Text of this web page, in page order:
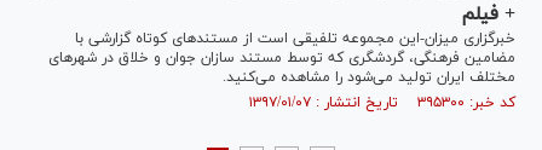
+ فیلم
خبرگزاری میزان-این مجموعه تلفیقی است از مستند‌های کوتاه گزارشی با
مضامین فرهنگی، گردشگری که توسط مستند سازان جوان و خلاق در شهر‌های
مختلف ایران تولید می‌شود را مشاهده می‌کنید.
کد خبر: ۳۹۵۳۰۰ تاریخ انتشار : ۱۳۹۷/۰۱/۰۷